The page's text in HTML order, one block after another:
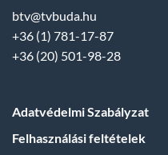
btv@tvbuda.hu
+36 (1) 781-17-87
+36 (20) 501-98-28
Adatvédelmi Szabályzat
Felhasználási feltételek